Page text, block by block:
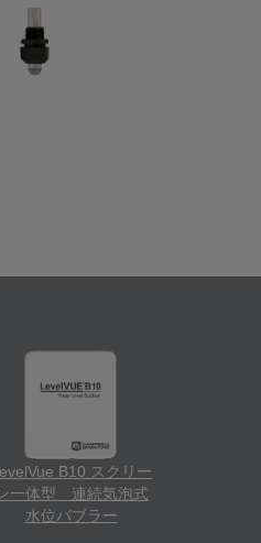
B10 スクリー
一体型 連続気泡式
水位バブラー